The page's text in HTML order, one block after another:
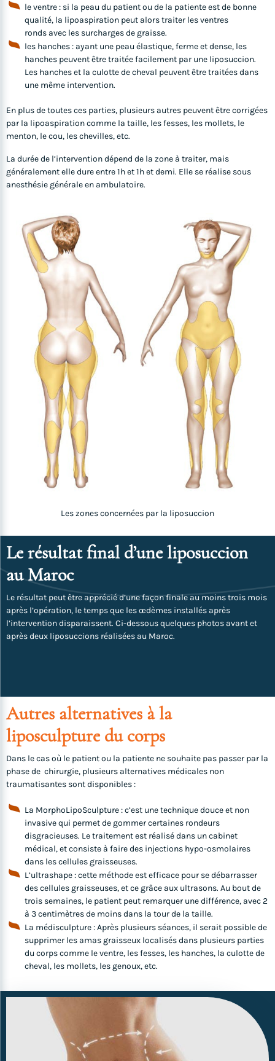
le ventre : si la peau du patient ou de la patiente est de bonne
qualité, la lipoaspiration peut alors traiter les ventres
ronds avec les surcharges de graisse.
les hanches : ayant une peau élastique, ferme et dense, les
hanches peuvent être traitée facilement par une liposuccion.
Les hanches et la culotte de cheval peuvent être traitées dans
une même intervention.
En plus de toutes ces parties, plusieurs autres peuvent être corrigées
par la lipoaspiration comme la taille, les fesses, les mollets, le
menton, le cou, les chevilles, etc.
La durée de l’intervention dépend de la zone à traiter, mais
généralement elle dure entre 1h et 1h et demi. Elle se réalise sous
anesthésie générale en ambulatoire.
Les zones concernées par la liposuccion
Le résultat final d’une liposuccion
au Maroc
Le résultat peut être apprécié d’une façon finale au moins trois mois
après l’opération, le temps que les œdèmes installés après
l’intervention disparaissent. Ci-dessous quelques photos avant et
après deux liposuccions réalisées au Maroc.
Autres alternatives à la
liposculpture du corps
Dans le cas où le patient ou la patiente ne souhaite pas passer par la
phase de chirurgie, plusieurs alternatives médicales non
traumatisantes sont disponibles :
La MorphoLipoSculpture : c’est une technique douce et non
invasive qui permet de gommer certaines rondeurs
disgracieuses. Le traitement est réalisé dans un cabinet
médical, et consiste à faire des injections hypo-osmolaires
dans les cellules graisseuses.
L’ultrashape : cette méthode est efficace pour se débarrasser
des cellules graisseuses, et ce grâce aux ultrasons. Au bout de
trois semaines, le patient peut remarquer une différence, avec 2
à 3 centimètres de moins dans la tour de la taille.
La médisculpture : Après plusieurs séances, il serait possible de
supprimer les amas graisseux localisés dans plusieurs parties
du corps comme le ventre, les fesses, les hanches, la culotte de
cheval, les mollets, les genoux, etc.